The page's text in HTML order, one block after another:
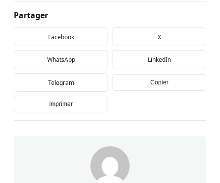
Partager
Facebook X
WhatsApp LinkedIn
Telegram Copier
Imprimer